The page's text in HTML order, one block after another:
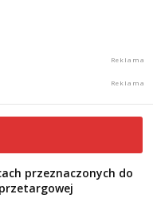
przeznaczonych do